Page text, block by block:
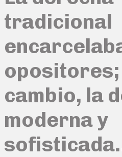
tradicional
opositores;
cambio, la
moderna y